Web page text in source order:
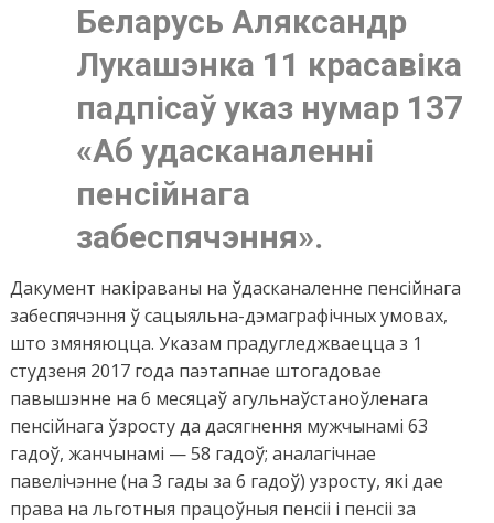
Беларусь Аляксандр
Лукашэнка 11 красавіка
падпісаў указ нумар 137
«Аб удасканаленні
пенсійнага
забеспячэння».
Дакумент накіраваны на ўдасканаленне пенсійнага
забеспячэння ў сацыяльна-дэмаграфічных умовах,
што змяняюцца. Указам прадугледжваецца з 1
студзеня 2017 года паэтапнае штогадовае
павышэнне на 6 месяцаў агульнаўстаноўленага
пенсійнага ўзросту да дасягнення мужчынамі 63
гадоў, жанчынамі — 58 гадоў; аналагічнае
павелічэнне (на 3 гады за 6 гадоў) узросту, які дае
права на льготныя працоўныя пенсіі і пенсіі за